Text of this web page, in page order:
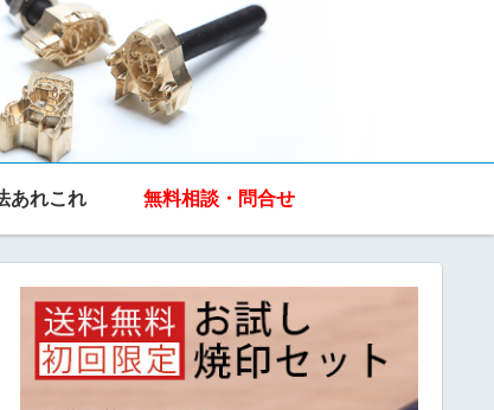
あれこれ 無料相談・問合せ